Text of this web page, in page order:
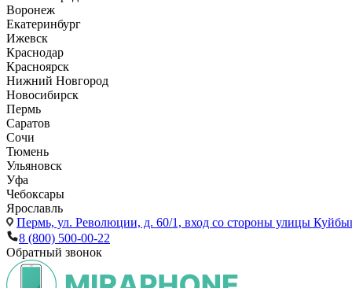
Воронеж
Екатеринбург
Ижевск
Краснодар
Красноярск
Нижний Новгород
Новосибирск
Пермь
Саратов
Сочи
Тюмень
Ульяновск
Уфа
Чебоксары
Ярославль
Пермь, ул. Революции, д. 60/1, вход со стороны улицы
8 (800) 500-00-22
Обратный звонок